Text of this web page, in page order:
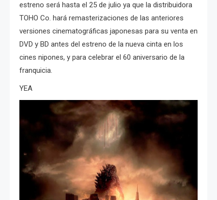
estreno será hasta el 25 de julio ya que la distribuidora
TOHO Co. hará remasterizaciones de las anteriores
versiones cinematográficas japonesas para su venta en
DVD y BD antes del estreno de la nueva cinta en los
cines nipones, y para celebrar el 60 aniversario de la
franquicia.
YEA